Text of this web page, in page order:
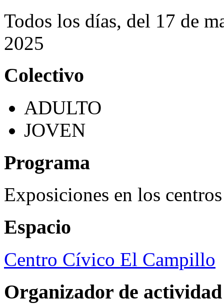
Todos los días, del 17 de
2025
Colectivo
ADULTO
JOVEN
Programa
Exposiciones en los
Espacio
Centro Cívico El Campillo
Organizador de actividad